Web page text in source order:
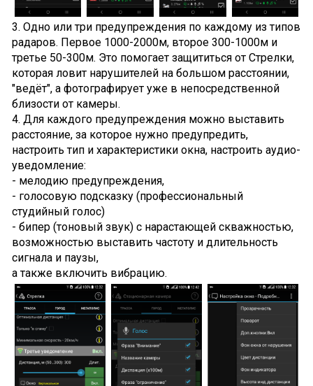
3. Одно или три предупреждения по каждому из типов
радаров. Первое 1000-2000м, второе 300-1000м и
третье 50-300м. Это помогает защититься от Стрелки,
которая ловит нарушителей на большом расстоянии,
"ведёт", а фотографирует уже в непосредственной
близости от камеры.
4. Для каждого предупреждения можно выставить
расстояние, за которое нужно предупредить,
настроить тип и характеристики окна, настроить аудио-
уведомление:
- мелодию предупреждения,
- голосовую подсказку (профессиональный
студийный голос)
- бипер (тоновый звук) с нарастающей скважностью,
возможностью выставить частоту и длительность
сигнала и паузы,
а также включить вибрацию.